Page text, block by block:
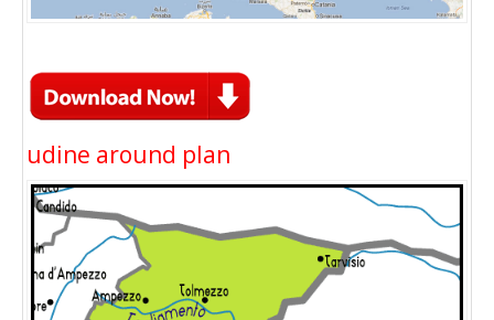
udine around plan